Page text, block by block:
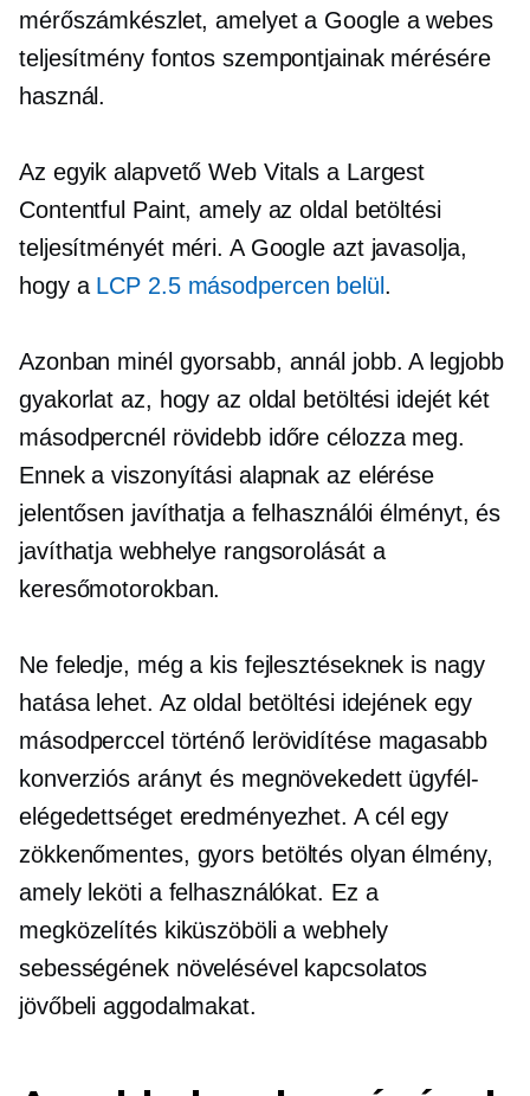
mérőszámkészlet, amelyet a Google a webes
teljesítmény fontos szempontjainak mérésére
használ.
Az egyik alapvető Web Vitals a Largest
Contentful Paint, amely az oldal betöltési
teljesítményét méri. A Google azt javasolja,
hogy a LCP 2.5 másodpercen belül .
Azonban minél gyorsabb, annál jobb. A legjobb
gyakorlat az, hogy az oldal betöltési idejét két
másodpercnél rövidebb időre célozza meg.
Ennek a viszonyítási alapnak az elérése
jelentősen javíthatja a felhasználói élményt, és
javíthatja webhelye rangsorolását a
keresőmotorokban.
Ne feledje, még a kis fejlesztéseknek is nagy
hatása lehet. Az oldal betöltési idejének egy
másodperccel történő lerövidítése magasabb
konverziós arányt és megnövekedett ügyfél-
elégedettséget eredményezhet. A cél egy
zökkenőmentes, gyors betöltés olyan élmény,
amely leköti a felhasználókat. Ez a
megközelítés kiküszöböli a webhely
sebességének növelésével kapcsolatos
jövőbeli aggodalmakat.